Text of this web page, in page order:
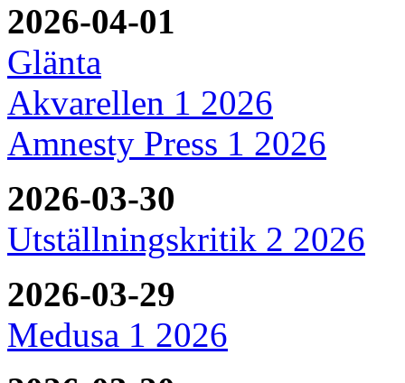
2026-04-01
Glänta
Akvarellen 1 2026
Amnesty Press 1 2026
2026-03-30
Utställningskritik 2 2026
2026-03-29
Medusa 1 2026